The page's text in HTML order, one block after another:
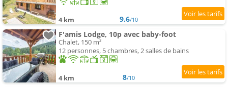
4 km 9.6/10
F'amis Lodge, 10p avec baby-foot
Chalet, 150 m²
12 personnes, 5 chambres, 2 salles de bains
4 km 8/10